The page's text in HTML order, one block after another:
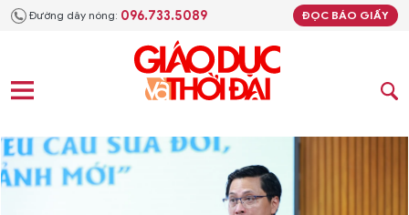
Đường dây nóng: 096.733.5089 ĐỌC BÁO GIẤY